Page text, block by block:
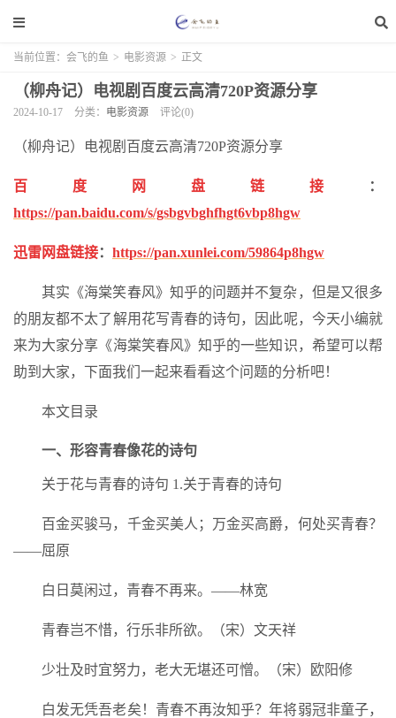
当前位置： 会飞的鱼 > 电影资源 > 正文
（柳舟记）电视剧百度云高清720P资源分享
2024-10-17 分类： 电影资源 评论(0)
（柳舟记）电视剧百度云高清720P资源分享
百度网盘链接
：
https://pan.baidu.com/s/gsbgvbghfhgt6vbp8hgw
迅雷网盘链接： https://pan.xunlei.com/59864p8hgw
其实《海棠笑春风》知乎的问题并不复杂，但是又很多
的朋友都不太了解用花写青春的诗句，因此呢，今天小编就
来为大家分享《海棠笑春风》知乎的一些知识，希望可以帮
助到大家，下面我们一起来看看这个问题的分析吧！
本文目录
一、形容青春像花的诗句
关于花与青春的诗句 1.关于青春的诗句
百金买骏马，千金买美人；万金买高爵，何处买青春？
——屈原
白日莫闲过，青春不再来。——林宽
青春岂不惜，行乐非所欲。（宋）文天祥
少壮及时宜努力，老大无堪还可憎。（宋）欧阳修
白发无凭吾老矣！青春不再汝知乎？年将弱冠非童子，